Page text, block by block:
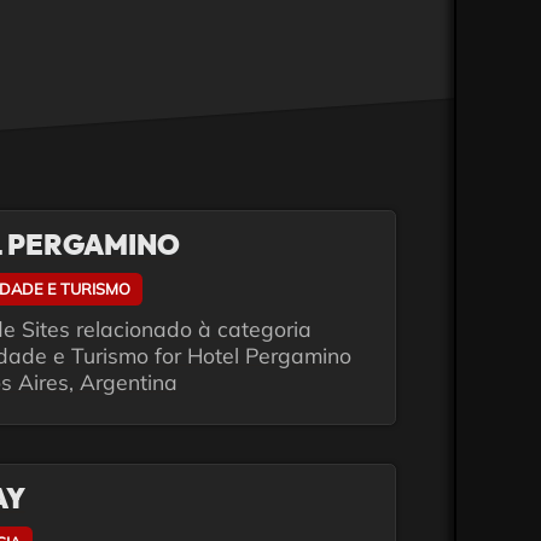
PERGAMINO
E TURISMO
Sites relacionado à categoria
e Turismo for Hotel Pergamino
Aires, Argentina